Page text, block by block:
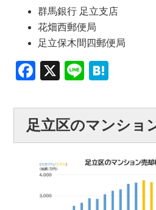
群馬銀行 足立支店
花畑西郵便局
足立保木間四郵便局
Facebook
X Line
足立区のマンショ